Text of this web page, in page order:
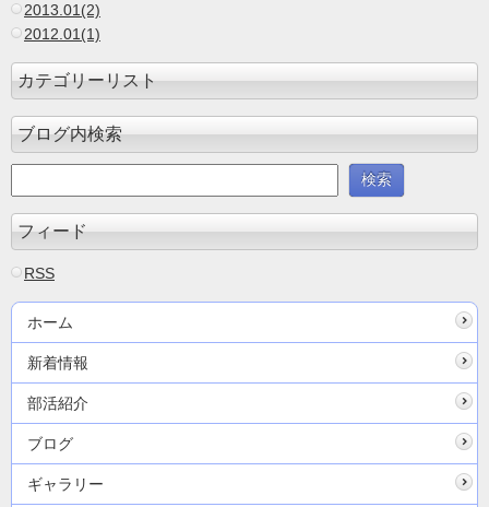
2013.01(2)
2012.01(1)
カテゴリーリスト
ブログ内検索
フィード
RSS
ホーム
新着情報
部活紹介
ブログ
ギャラリー